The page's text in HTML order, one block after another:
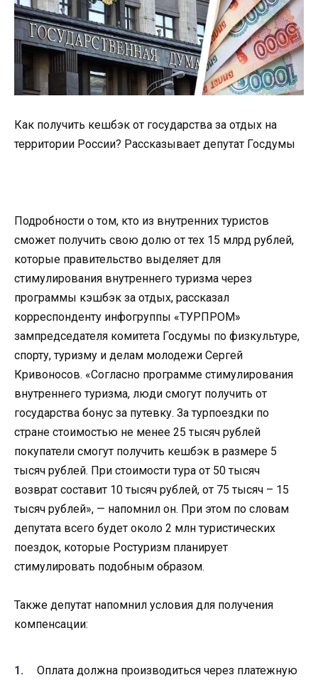
Как получить кешбэк от государства за отдых на
территории России? Рассказывает депутат Госдумы
Подробности о том, кто из внутренних туристов
сможет получить свою долю от тех 15 млрд рублей,
которые правительство выделяет для
стимулирования внутреннего туризма через
программы кэшбэк за отдых, рассказал
корреспонденту инфогруппы «ТУРПРОМ»
зампредседателя комитета Госдумы по физкультуре,
спорту, туризму и делам молодежи Сергей
Кривоносов. «Согласно программе стимулирования
внутреннего туризма, люди смогут получить от
государства бонус за путевку. За турпоездки по
стране стоимостью не менее 25 тысяч рублей
покупатели смогут получить кешбэк в размере 5
тысяч рублей. При стоимости тура от 50 тысяч
возврат составит 10 тысяч рублей, от 75 тысяч – 15
тысяч рублей», — напомнил он. При этом по словам
депутата всего будет около 2 млн туристических
поездок, которые Ростуризм планирует
стимулировать подобным образом.
Также депутат напомнил условия для получения
компенсации:
Оплата должна производиться через платежную